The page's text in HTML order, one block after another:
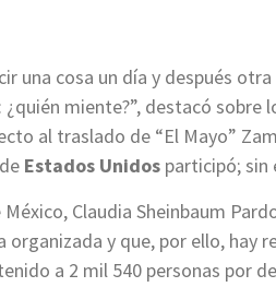
una cosa un día y después
¿quién miente?”, destacó
al traslado de “El Mayo”
Estados Unidos participó; sin
Claudia Sheinbaum
organizada y que, por ello,
a 2 mil 540 personas por